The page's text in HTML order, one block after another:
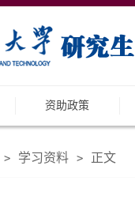
资助政策
> 学习资料 > 正文